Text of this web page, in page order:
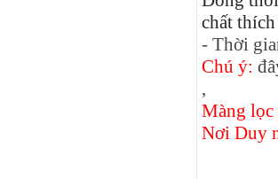
chất
- Thời
Chú ý:
,
Màng lọc
Nơi Duy